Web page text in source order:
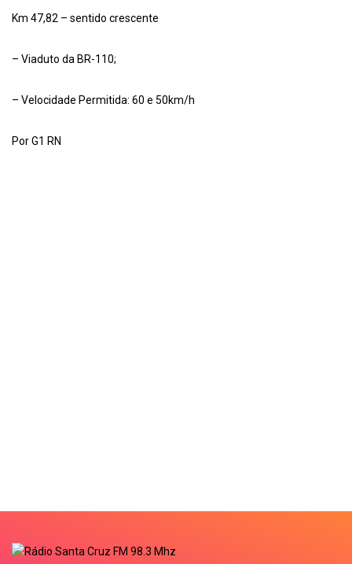
Km 47,82 – sentido crescente
– Viaduto da BR-110;
– Velocidade Permitida: 60 e 50km/h
Por G1 RN